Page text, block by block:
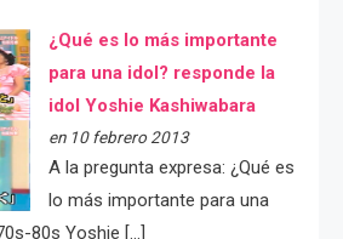
¿Qué es lo más importante
para una idol? responde la
idol Yoshie Kashiwabara
en 10 febrero 2013
A la pregunta expresa: ¿Qué es
lo más importante para una
80s Yoshie […]